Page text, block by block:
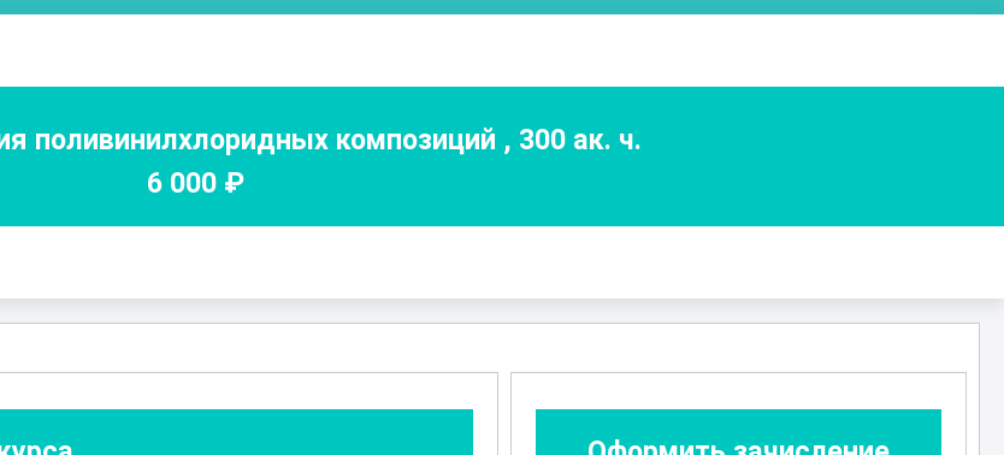
поливинилхлоридных композиций , 300ак. ч.
6 000₽